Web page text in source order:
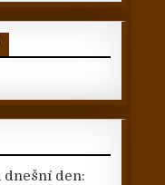
den: